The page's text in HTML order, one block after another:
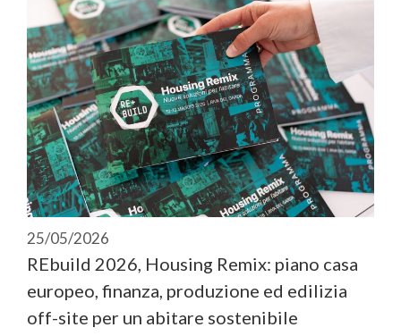
25/05/2026
REbuild 2026, Housing Remix: piano casa
europeo, finanza, produzione ed edilizia
off-site per un abitare sostenibile